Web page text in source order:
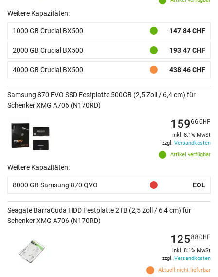
Weitere Kapazitäten:
1000 GB Crucial BX500 147.84 CHF
2000 GB Crucial BX500 193.47 CHF
4000 GB Crucial BX500 438.46 CHF
Samsung 870 EVO SSD Festplatte 500GB (2,5 Zoll / 6,4 cm) für
Schenker XMG A706 (N170RD)
Artikel verfügbar
15966CHF
inkl. 8.1% MwSt
zzgl. Versandkosten
Weitere Kapazitäten:
8000 GB Samsung 870 QVO EOL
Seagate BarraCuda HDD Festplatte 2TB (2,5 Zoll / 6,4 cm) für
Schenker XMG A706 (N170RD)
Aktuell nicht lieferbar
12588CHF
inkl. 8.1% MwSt
zzgl. Versandkosten